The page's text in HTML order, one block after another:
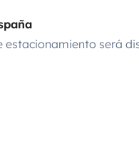
estacionamiento será